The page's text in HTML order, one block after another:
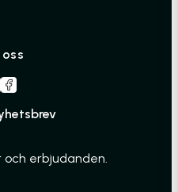
oss
erbjudanden.